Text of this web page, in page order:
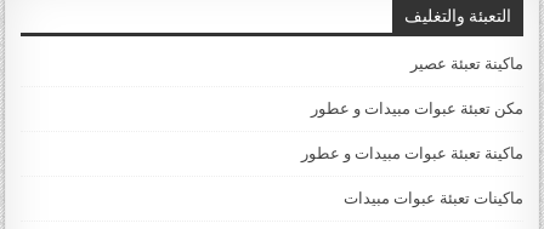
التعبئة والتغليف
ماكينة تعبئة عصير
مكن تعبئة عبوات مبيدات و عطور
ماكينة تعبئة عبوات مبيدات و عطور
ماكينات تعبئة عبوات مبيدات